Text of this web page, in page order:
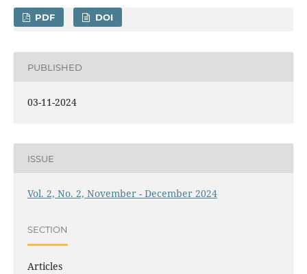
PDF DOI
PUBLISHED
03-11-2024
ISSUE
Vol. 2, No. 2, November - December 2024
SECTION
Articles